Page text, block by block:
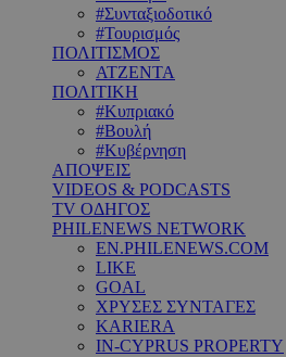
#Συνταξιοδοτικό
#Τουρισμός
ΠΟΛΙΤΙΣΜΟΣ
ΑΤΖΕΝΤΑ
ΠΟΛΙΤΙΚΗ
#Κυπριακό
#Βουλή
#Κυβέρνηση
ΑΠΟΨΕΙΣ
VIDEOS & PODCASTS
TV ΟΔΗΓΟΣ
PHILENEWS NETWORK
EN.PHILENEWS.COM
LIKE
GOAL
ΧΡΥΣΕΣ ΣΥΝΤΑΓΕΣ
KARIERA
IN-CYPRUS PROPERTY